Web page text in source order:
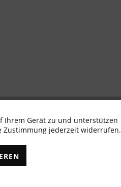
erhalten
Aktiv
Ihrem Gerät zu und unterstützen
Zustimmung jederzeit widerrufen.